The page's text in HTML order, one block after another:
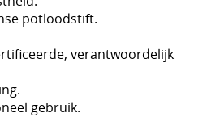
potloodstift.
verantwoordelijk
gebruik.